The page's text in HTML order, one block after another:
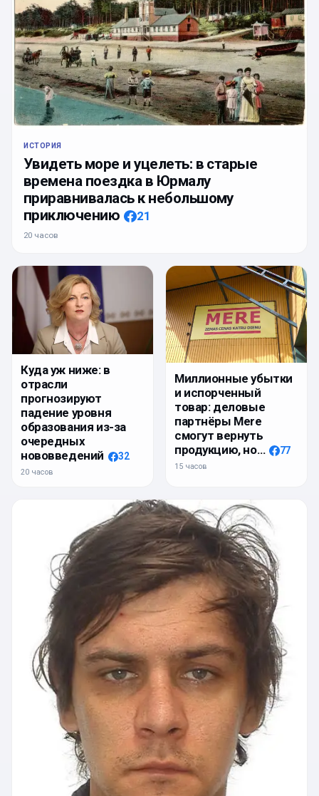
ИСТОРИЯ
Увидеть море и уцелеть: в старые
времена поездка в Юрмалу
приравнивалась к небольшому
приключению
21
20 часов
Куда уж ниже: в
отрасли
прогнозируют
падение уровня
образования из-за
очередных
нововведений
32
20 часов
Миллионные убытки
и испорченный
товар: деловые
партнёры Mere
смогут вернуть
продукцию, но…
77
15 часов